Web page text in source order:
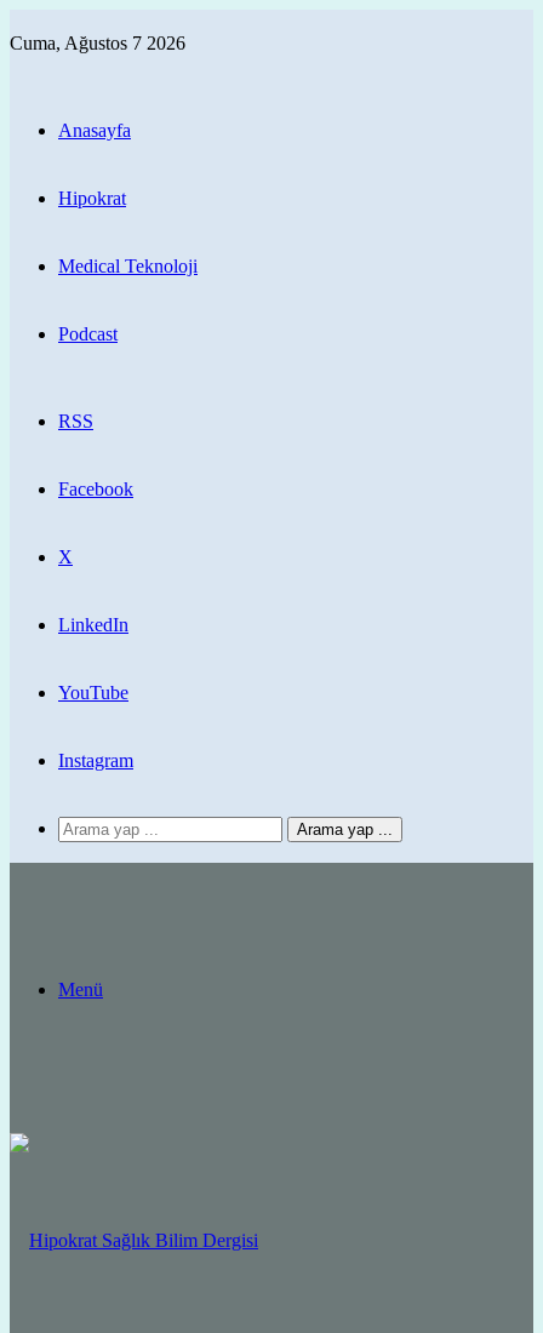
Cuma, Ağustos 7 2026
Anasayfa
Hipokrat
Medical Teknoloji
Podcast
RSS
Facebook
X
LinkedIn
YouTube
Instagram
Arama yap ...
Menü